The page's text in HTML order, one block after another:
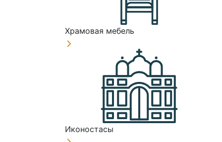
Храмовая мебель
Иконостасы